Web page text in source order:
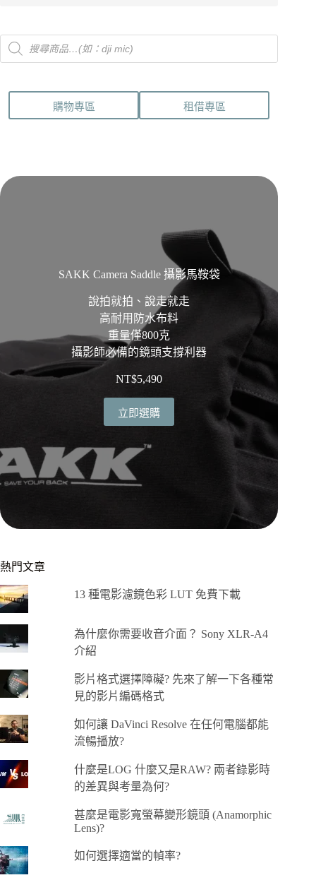
Products
search
購物專區 租借專區
SAKK Camera Saddle 攝影馬鞍袋
說拍就拍、說走就走
高耐用防水布料
重量僅800克
攝影師必備的鏡頭支撐利器
NT$5,490
立即選購
熱門文章
13 種電影濾鏡色彩 LUT 免費下載
為什麼你需要收音介面？ Sony XLR-A4
介紹
影片格式選擇障礙? 先來了解一下各種常
見的影片編碼格式
如何讓 DaVinci Resolve 在任何電腦都能
流暢播放?
什麼是LOG 什麼又是RAW? 兩者錄影時
的差異與考量為何?
甚麼是電影寬螢幕變形鏡頭 (Anamorphic
Lens)?
如何選擇適當的幀率?